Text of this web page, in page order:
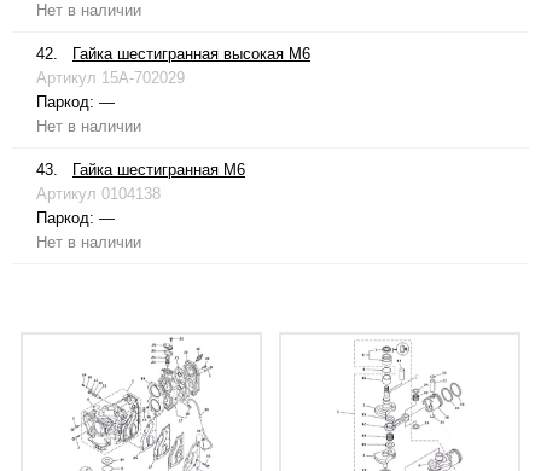
Нет в наличии
42.
Гайка шестигранная высокая М6
Артикул 15A-702029
Паркод: —
Нет в наличии
43.
Гайка шестигранная М6
Артикул 0104138
Паркод: —
Нет в наличии